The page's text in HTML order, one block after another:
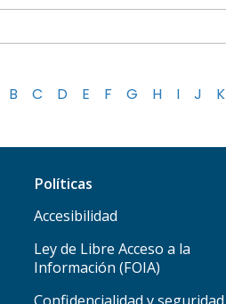
B C D E F G H I J K
Políticas
Accesibilidad
Ley de Libre Acceso a la
Información (FOIA)